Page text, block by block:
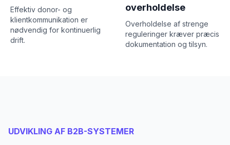
Effektiv donor- og
klientkommunikation er
nødvendig for kontinuerlig
drift.
overholdelse
Overholdelse af strenge
reguleringer kræver præcis
dokumentation og tilsyn.
UDVIKLING AF B2B-SYSTEMER